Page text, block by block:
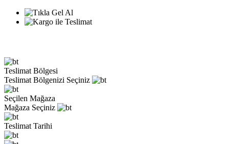
Teslimat Bölgesi
Teslimat Bölgenizi Seçiniz
Seçilen Mağaza
Mağaza Seçiniz
Teslimat Tarihi